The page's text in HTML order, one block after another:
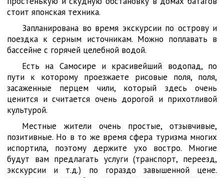
стоит японская техника.
Запланирована во время экскурсии по острову и
поездка к серным источникам. Можно поплавать в
бассейне с горячей целебной водой.
Есть на Самосире и красивейший водопад, по
пути к которому проезжаете рисовые поля, поля,
засаженные перцем чили, который здесь очень
ценится и считается очень дорогой и прихотливой
культурой.
Местные жители очень простые, отзывчивые,
позитивные. Но в то же время сфера туризма многих
испортила, поэтому держите ухо востро. Многие
будут вам предлагать услуги (транспорт, переезд,
экскурсии и т.д.) по гораздо завышенной цене.